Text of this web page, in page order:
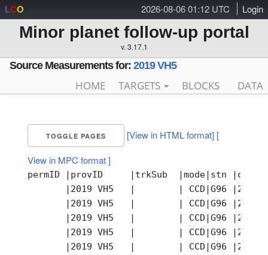
2026-08-06 01:12 UTC Login
LCO
Minor planet follow-up portal
v. 3.17.1
Source Measurements for: 2019 VH5
HOME TARGETS BLOCKS DATA
TOGGLE PAGES [View in HTML format] [
View in MPC format ]
permID |provID     |trkSub  |mode|stn
|2019 VH5   |        | CCD|G96
|2019 VH5   |        | CCD|G96
|2019 VH5   |        | CCD|G96
|2019 VH5   |        | CCD|G96
|2019 VH5   |        | CCD|G96